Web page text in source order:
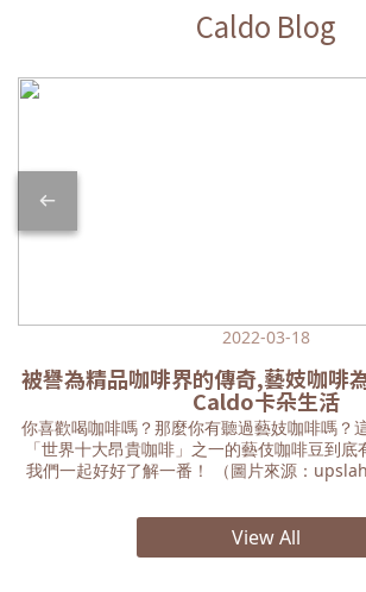
Caldo Blog
2022-03-18
被譽為精品咖啡界的傳奇,藝妓咖啡
Caldo卡朵生活
你喜歡喝咖啡嗎？那麼你有聽過藝妓咖啡嗎？
「世界十大昂貴咖啡」之一的藝伎咖啡豆到
我們一起好好了解一番！ （圖片來源：upslah） 什麼是藝妓咖啡
自於衣索匹亞的藝妓山 (Geisha Mountain)，
（げいしゃgeisha）相同，於是中文就以藝妓咖啡稱
源：La Esmeralda） 藝妓咖啡的由來 這款咖啡豆於1963年自哥斯
View All